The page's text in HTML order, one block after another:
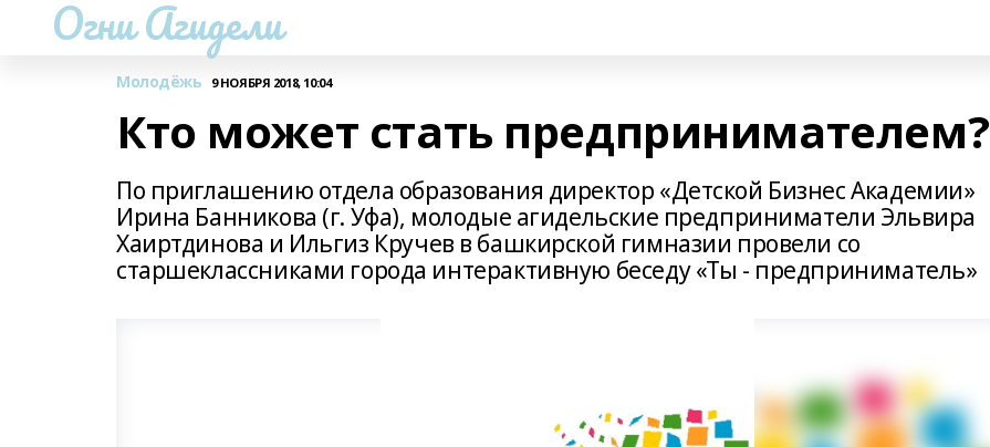
Огни Агидели
Молодёжь 9 НОЯБРЯ 2018, 10:04
Кто может стать предпринимателем?
По приглашению отдела образования директор «Детской Бизнес Академии»
Ирина Банникова (г. Уфа), молодые агидельские предприниматели Эльвира
Хаиртдинова и Ильгиз Кручев в башкирской гимназии провели со
старшеклассниками города интерактивную беседу «Ты - предприниматель»